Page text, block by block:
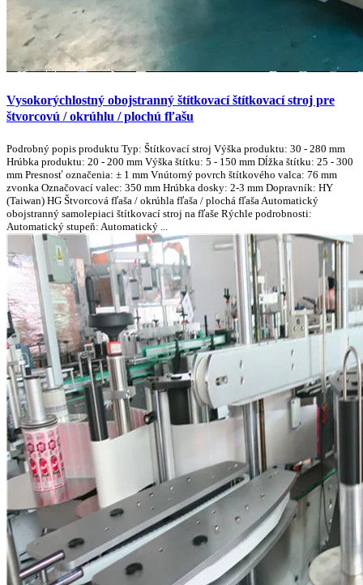
Vysokorýchlostný obojstranný štítkovací štítkovací stroj pre
štvorcovú / okrúhlu / plochú fľašu
Podrobný popis produktu Typ: Štítkovací stroj Výška produktu: 30 - 280 mm
Hrúbka produktu: 20 - 200 mm Výška štítku: 5 - 150 mm Dĺžka štítku: 25 - 300
mm Presnosť označenia: ± 1 mm Vnútorný povrch štítkového valca: 76 mm
zvonka Označovací valec: 350 mm Hrúbka dosky: 2-3 mm Dopravník: HY
(Taiwan) HG Štvorcová fľaša / okrúhla fľaša / plochá fľaša Automatický
obojstranný samolepiaci štítkovací stroj na fľaše Rýchle podrobnosti:
Automatický stupeň: Automatický ...